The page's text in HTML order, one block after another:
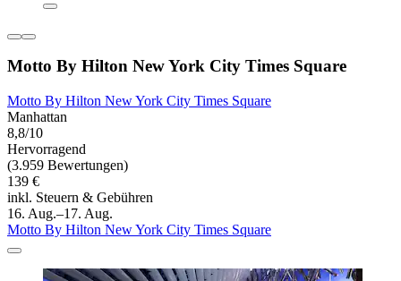
Motto By Hilton New York City Times Square
Motto By Hilton New York City Times Square
Manhattan
8,8/10
Hervorragend
(3.959 Bewertungen)
139 €
inkl. Steuern & Gebühren
16. Aug.–17. Aug.
Motto By Hilton New York City Times Square